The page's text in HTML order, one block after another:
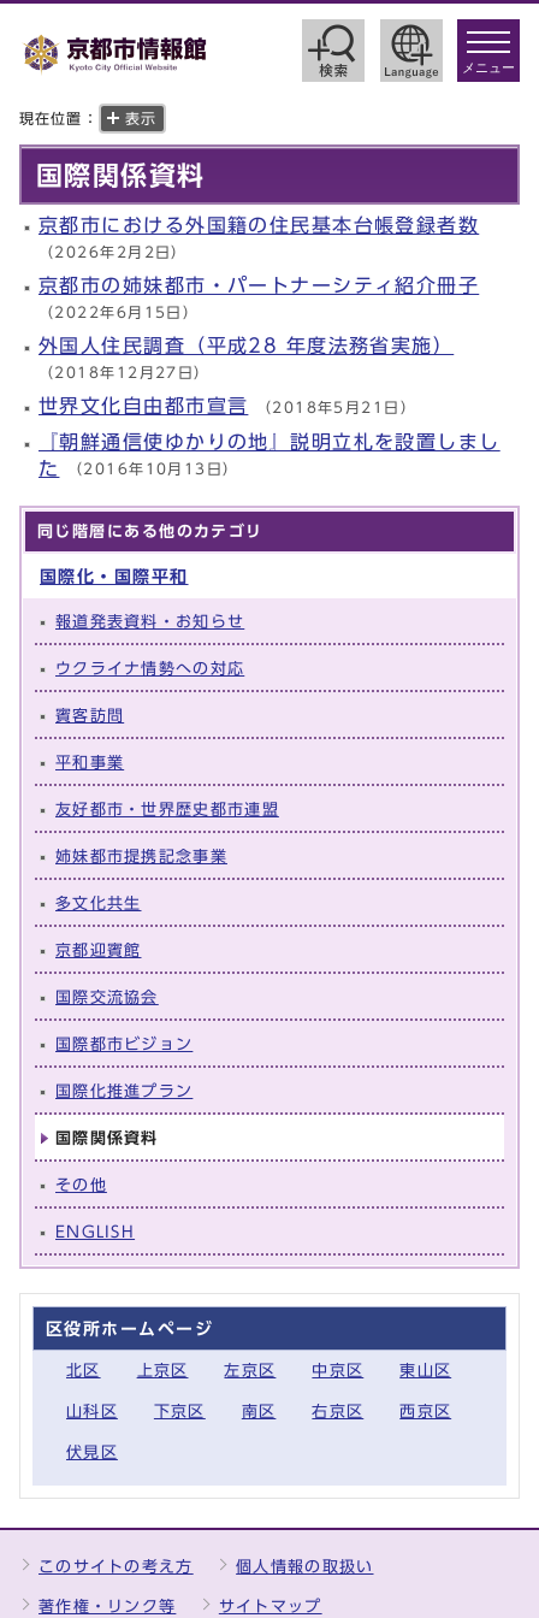
toggle
メニュー
現在位置： 表示
国際関係資料
京都市における外国籍の住民基本台帳登録者数
（2026年2月2日）
京都市の姉妹都市・パートナーシティ紹介冊子
（2022年6月15日）
外国人住民調査（平成28 年度法務省実施）
（2018年12月27日）
世界文化自由都市宣言 （2018年5月21日）
『朝鮮通信使ゆかりの地』説明立札を設置しまし
た （2016年10月13日）
同じ階層にある他のカテゴリ
国際化・国際平和
報道発表資料・お知らせ
ウクライナ情勢への対応
賓客訪問
平和事業
友好都市・世界歴史都市連盟
姉妹都市提携記念事業
多文化共生
京都迎賓館
国際交流協会
国際都市ビジョン
国際化推進プラン
国際関係資料
その他
ENGLISH
区役所ホームページ
北区 上京区 左京区 中京区 東山区
山科区 下京区 南区 右京区 西京区
伏見区
このサイトの考え方 個人情報の取扱い
著作権・リンク等 サイトマップ